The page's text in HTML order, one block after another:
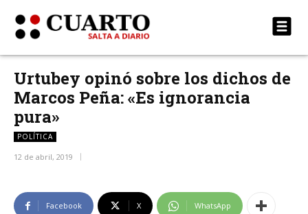
Urtubey opinó sobre los dichos de
Marcos Peña: «Es ignorancia
pura»
POLÍTICA
12 de abril, 2019
Facebook X WhatsApp